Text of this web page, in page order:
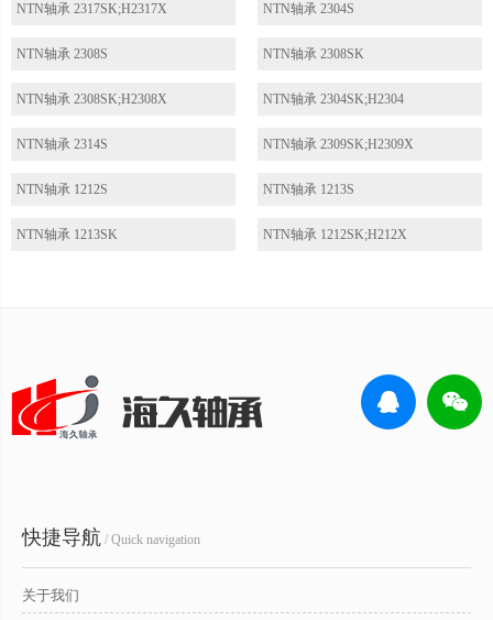
NTN轴承 2317SK;H2317X NTN轴承 2304S
NTN轴承 2308S NTN轴承 2308SK
NTN轴承 2308SK;H2308X NTN轴承 2304SK;H2304
NTN轴承 2314S NTN轴承 2309SK;H2309X
NTN轴承 1212S NTN轴承 1213S
NTN轴承 1213SK NTN轴承 1212SK;H212X
快捷导航 / Quick navigation
关于我们